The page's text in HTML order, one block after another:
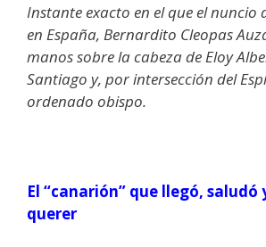
Instante exacto en el que el nuncio
en España, Bernardito Cleopas
manos sobre la cabeza de Eloy
Santiago y, por intersección del
ordenado obispo.
El “canarión” que llegó, saludó
querer